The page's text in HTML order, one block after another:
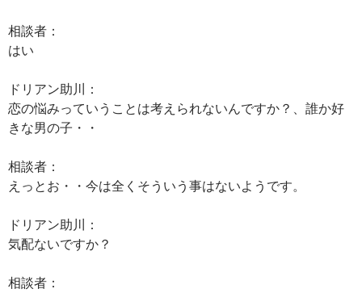
相談者：
はい
ドリアン助川：
恋の悩みっていうことは考えられないんですか？、誰か好
きな男の子・・
相談者：
えっとお・・今は全くそういう事はないようです。
ドリアン助川：
気配ないですか？
相談者：